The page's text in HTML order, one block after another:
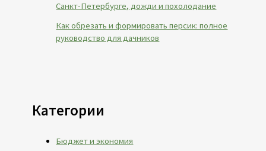
Санкт-Петербурге, дожди и похолодание
Как обрезать и формировать персик: полное
руководство для дачников
Категории
Бюджет и экономия